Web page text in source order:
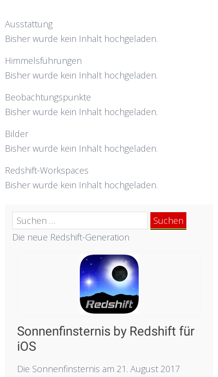
Ausstattung
Bisher wurde kein Inhalt hochgeladen.
Himmelsführungen
Bisher wurde kein Inhalt hochgeladen.
Beobachtungspunkte
Bisher wurde kein Inhalt hochgeladen.
Bilder
Bisher wurde kein Inhalt hochgeladen.
Redshift-Workspaces
Bisher wurde kein Inhalt hochgeladen.
Suchen
nach:
Die neue Redshift-Generation
Sonnenfinsternis by Redshift für
iOS
Die Sonnenfinsternis am 21. August 2017